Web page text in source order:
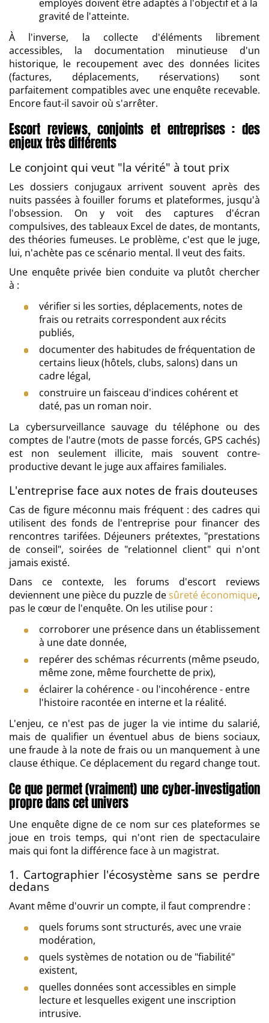
employés doivent être adaptés à l'objectif et à la
gravité de l'atteinte.
À l'inverse, la collecte d'éléments librement
accessibles, la documentation minutieuse d'un
historique, le recoupement avec des données licites
(factures, déplacements, réservations) sont
parfaitement compatibles avec une enquête recevable.
Encore faut-il savoir où s'arrêter.
Escort reviews, conjoints et entreprises : des
enjeux très différents
Le conjoint qui veut "la vérité" à tout prix
Les dossiers conjugaux arrivent souvent après des
nuits passées à fouiller forums et plateformes, jusqu'à
l'obsession. On y voit des captures d'écran
compulsives, des tableaux Excel de dates, de montants,
des théories fumeuses. Le problème, c'est que le juge,
lui, n'achète pas ce scénario mental. Il veut des faits.
Une enquête privée bien conduite va plutôt chercher
à :
vérifier si les sorties, déplacements, notes de
frais ou retraits correspondent aux récits
publiés,
documenter des habitudes de fréquentation de
certains lieux (hôtels, clubs, salons) dans un
cadre légal,
construire un faisceau d'indices cohérent et
daté, pas un roman noir.
La cybersurveillance sauvage du téléphone ou des
comptes de l'autre (mots de passe forcés, GPS cachés)
est non seulement illicite, mais souvent contre-
productive devant le juge aux affaires familiales.
L'entreprise face aux notes de frais douteuses
Cas de figure méconnu mais fréquent : des cadres qui
utilisent des fonds de l'entreprise pour financer des
rencontres tarifées. Déjeuners prétextes, "prestations
de conseil", soirées de "relationnel client" qui n'ont
jamais existé.
Dans ce contexte, les forums d'escort reviews
deviennent une pièce du puzzle desûreté économique,
pas le cœur de l'enquête. On les utilise pour :
corroborer une présence dans un établissement
à une date donnée,
repérer des schémas récurrents (même pseudo,
même zone, même fourchette de prix),
éclairer la cohérence - ou l'incohérence - entre
l'histoire racontée en interne et la réalité.
L'enjeu, ce n'est pas de juger la vie intime du salarié,
mais de qualifier un éventuel abus de biens sociaux,
une fraude à la note de frais ou un manquement à une
clause éthique. Ce déplacement du regard change tout.
Ce que permet (vraiment) une cyber-investigation
propre dans cet univers
Une enquête digne de ce nom sur ces plateformes se
joue en trois temps, qui n'ont rien de spectaculaire
mais qui font la différence face à un magistrat.
1. Cartographier l'écosystème sans se perdre
dedans
Avant même d'ouvrir un compte, il faut comprendre :
quels forums sont structurés, avec une vraie
modération,
quels systèmes de notation ou de "fiabilité"
existent,
quelles données sont accessibles en simple
lecture et lesquelles exigent une inscription
intrusive.